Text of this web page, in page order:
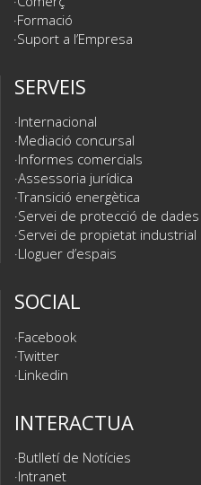
Formació
Suport a l’Empresa
SERVEIS
Internacional
Mediació concursal
Informes comercials
Assessoria jurídica
Transició energètica
Servei de protecció de dades
Servei de propietat industrial
Lloguer d’espais
SOCIAL
Facebook
Twitter
Linkedin
INTERACTUA
Butlletí de Notícies
Intranet